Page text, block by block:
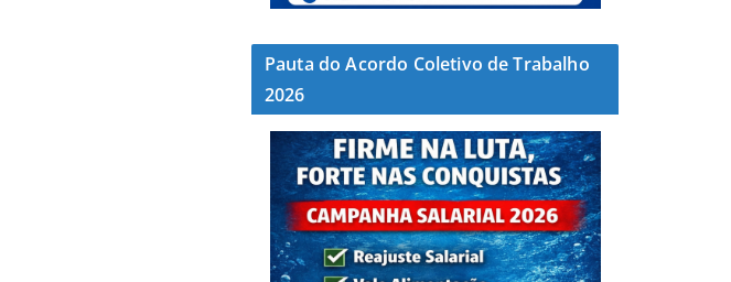
Pauta do Acordo Coletivo de Trabalho
2026